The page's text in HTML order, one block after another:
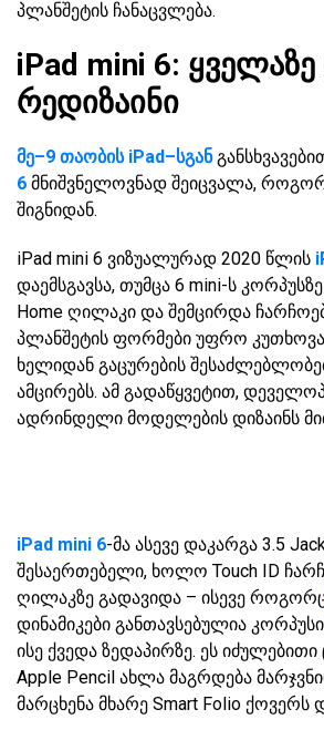
პლანშეტის ჩანაცვლება.
iPad mini 6:
რედიზაინი
მე–9 თაობის iPad–სგან
6 მნიშვნელოვნად შეიცვალა,
შიგნიდან.
iPad mini 6 ვიზუალურად 2020 წლის
დაემსგავსა, თუმცა 6 mini-ს
Home ღილაკი და შემცირდა
პლანშეტის ფორმები უფრო
ხელიდან გაცურების
ამცირებს. ამ გადაწყვეტით,
ადრინდელი მოდელების დიზაინს
iPad mini 6-მა ასევე დაკარგა 3.5
შესაერთებელი, ხოლო Touch ID
ღილაკზე გადავიდა – ისევე
დინამიკები განთავსებულია
ისე ქვედა ზედაპირზე. ეს
Apple Pencil ახლა მაგრდება
მარცხენა მხარე Smart Folio ქოვერს